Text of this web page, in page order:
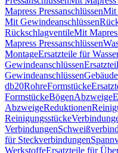
Mapress PressanschlüssenMit
Mit Gewindeanschlüssen
RückschlagventileMit
Mapress Pressanschlüssen
MontageErsatzteile für
Gewindeanschlüssen
Gewindeanschlüssen
db20RohreFormstücke
FormstückeBögenAbzweige
AbzweigeReduktionen
Reinigungsstücke
Verbindungen
für Steckverbindungen
WerkstoffeErsatzteile für